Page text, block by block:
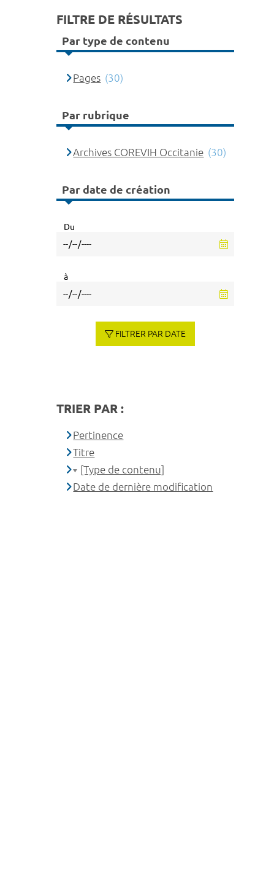
FILTRE DE RÉSULTATS
Par type de contenu
Pages (30)
Par rubrique
Archives COREVIH Occitanie (30)
Par date de création
Du
à
FILTRER PAR DATE
TRIER PAR :
Pertinence
Titre
[Type de contenu]
Date de dernière modification